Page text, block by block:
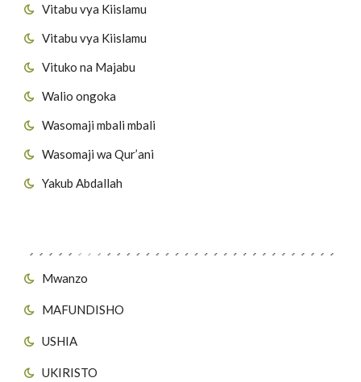
Vitabu vya Kiislamu
Vitabu vya Kiislamu
Vituko na Majabu
Walio ongoka
Wasomaji mbali mbali
Wasomaji wa Qur’ani
Yakub Abdallah
Mwanzo
MAFUNDISHO
USHIA
UKIRISTO